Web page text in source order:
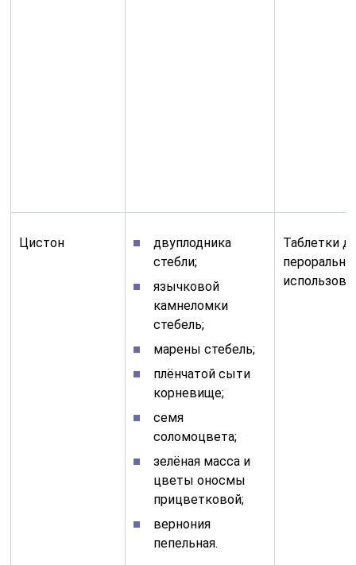
Цистон
двуплодника
стебли;
язычковой
камнеломки
стебель;
марены стебель;
плёнчатой сыти
корневище;
семя
соломоцвета;
зелёная масса и
цветы оносмы
прицветковой;
вернония
пепельная.
Таблетки